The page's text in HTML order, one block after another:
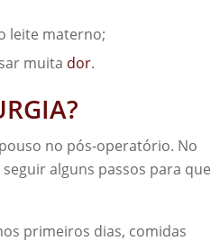
leite materno;
muita dor.
no pós-operatório. No
alguns passos para que
primeiros dias, comidas